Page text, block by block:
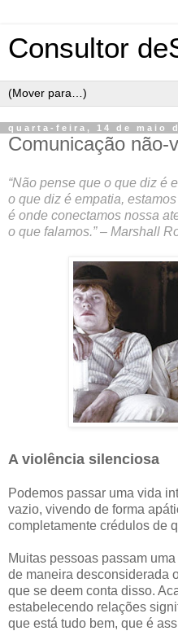
Consultor
quarta-feira, 14 de maio
Comunicação não-
“Não pense que o que diz é
o que diz é empatia,
é onde conectamos nossa
o que falamos.” – Marshall
A violência silenciosa
Podemos passar uma vida
vazio, vivendo de forma
completamente crédulos de
Muitas pessoas passam
de maneira desconsiderada
que se deem conta disso.
estabelecendo relações
que está tudo bem, que é